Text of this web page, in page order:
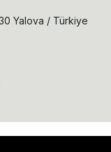
Yalova / Türkiye